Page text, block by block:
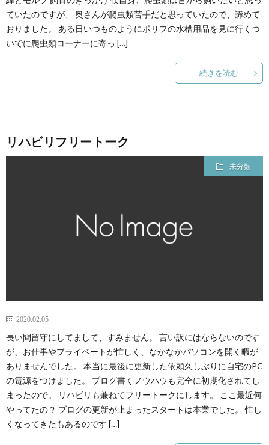
ていたのですが、 奥さんが爬虫類苦手だと思っていたので、諦めて
おりました。 ある日いつものようにポリプの水槽用品を見に行くつ
いでに爬虫類コーナーに寄っ […]
続きを読む
リハビリフリートーク
未分類
2020.02.05
長い間留守にしてまして、すみません。 言い訳にはならないのです
が、お仕事やプライベートが忙しく、なかなかパソコンを開く暇が
ありませんでした。 本当に最後に更新した依頼久しぶりに自宅のPC
の電源をつけました。 ブログ書くノウハウも完全に初期化されてし
まったので。 リハビリも兼ねてフリートークにします。 ここ最近何
やってたの？ ブログの更新が止まったスタートは本業でした。 忙し
くなってきたもあるのです […]